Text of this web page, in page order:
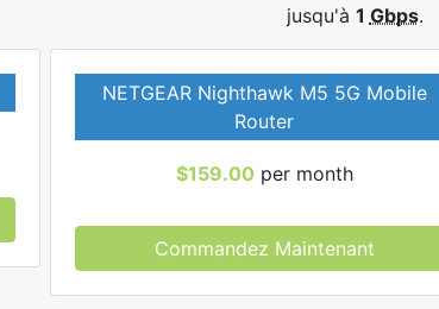
jusqu'à 1 Gbps.
NETGEAR Nighthawk M5 5G Mobile
Router
$159.00 per month
Commandez Maintenant